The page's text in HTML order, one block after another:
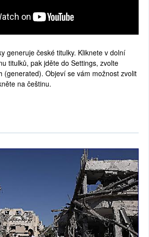
generuje české titulky. Kliknete v dolní
titulků, pak jděte do Settings, zvolte
(generated). Objeví se vám možnost zvolit
na češtinu.